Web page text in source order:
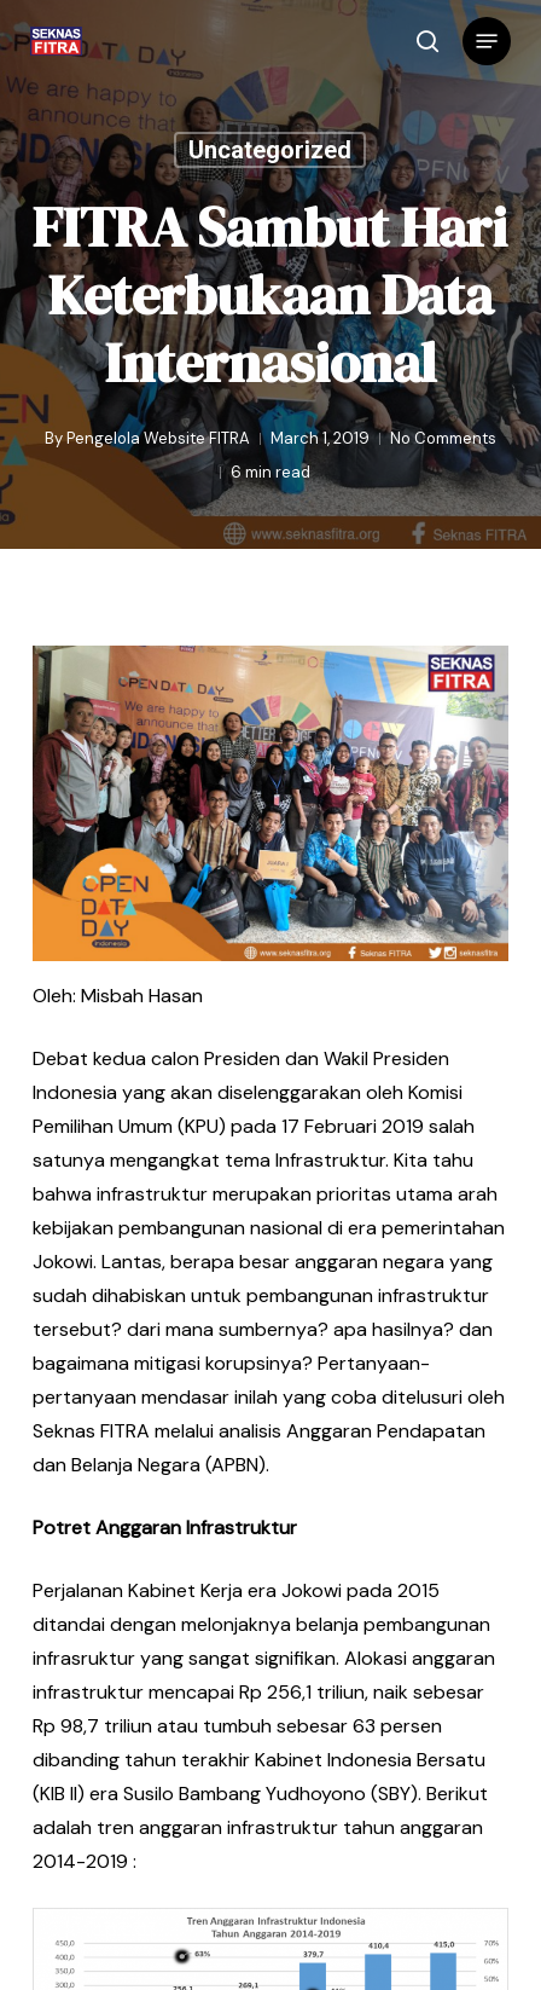
to
main
content
search
Menu
Uncategorized
FITRA Sambut Hari
Keterbukaan Data
Internasional
ByPengelola Website FITRA March 1, 2019
No Comments
6 min read
Oleh: Misbah Hasan
Debat kedua calon Presiden dan Wakil Presiden
Indonesia yang akan diselenggarakan oleh Komisi
Pemilihan Umum (KPU) pada 17 Februari 2019 salah
satunya mengangkat tema Infrastruktur. Kita tahu
bahwa infrastruktur merupakan prioritas utama arah
kebijakan pembangunan nasional di era pemerintahan
Jokowi. Lantas, berapa besar anggaran negara yang
sudah dihabiskan untuk pembangunan infrastruktur
tersebut? dari mana sumbernya? apa hasilnya? dan
bagaimana mitigasi korupsinya? Pertanyaan-
pertanyaan mendasar inilah yang coba ditelusuri oleh
Seknas FITRA melalui analisis Anggaran Pendapatan
dan Belanja Negara (APBN).
Potret Anggaran Infrastruktur
Perjalanan Kabinet Kerja era Jokowi pada 2015
ditandai dengan melonjaknya belanja pembangunan
infrasruktur yang sangat signifikan. Alokasi anggaran
infrastruktur mencapai Rp 256,1 triliun, naik sebesar
Rp 98,7 triliun atau tumbuh sebesar 63 persen
dibanding tahun terakhir Kabinet Indonesia Bersatu
(KIB II) era Susilo Bambang Yudhoyono (SBY). Berikut
adalah tren anggaran infrastruktur tahun anggaran
2014-2019 :